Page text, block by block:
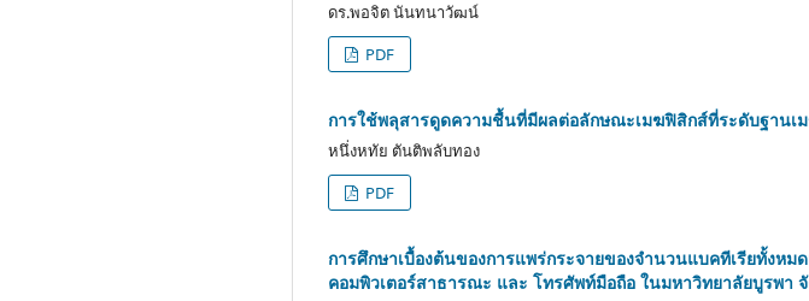
ดร.พอจิต นันทนาวัฒน์
PDF
การใช้พลุสารดูดความชื้นที่มีผลต่อลักษณะเมฆฟิสิกส์ที่ระดับฐานเ
หนึ่งหทัย ตันติพลับทอง
PDF
การศึกษาเบื้องต้นของการแพร่กระจายของจำนวนแบคทีเรียทั้งห
คอมพิวเตอร์สาธารณะ และ โทรศัพท์มือถือ ในมหาวิทยาลัยบูรพา